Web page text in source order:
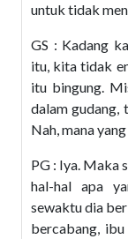
untuk tidak
GS : Kadang
itu, kita tidak
itu bingung.
dalam gudang,
Nah, mana
PG : Iya. Maka
hal-hal apa
sewaktu dia
bercabang,